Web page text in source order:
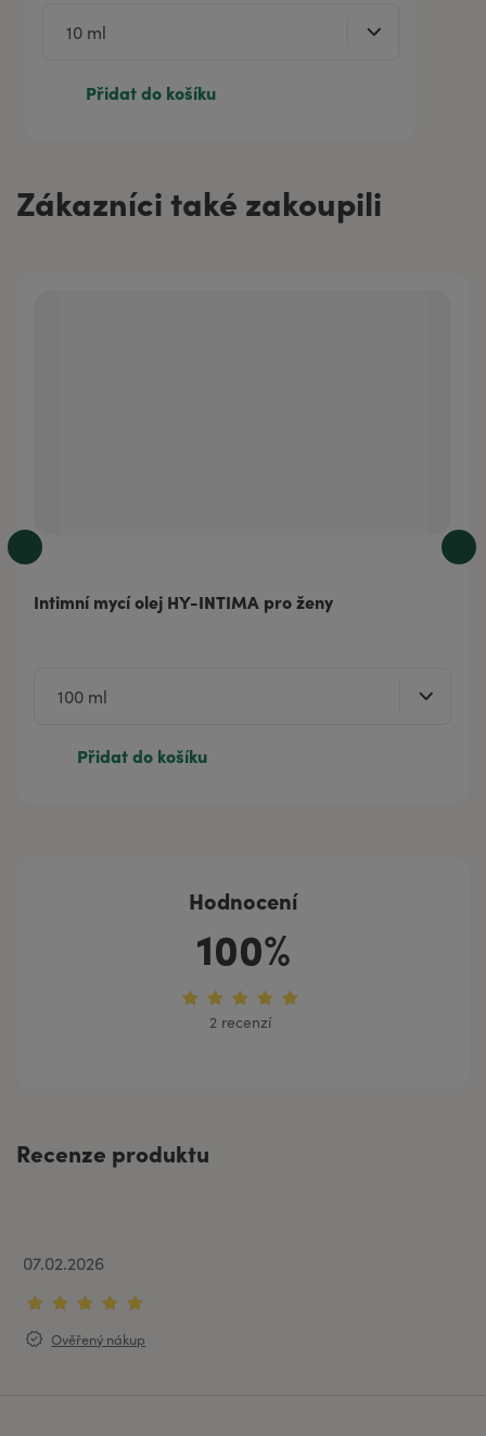
Přidat do košíku
Zákazníci také zakoupili
Intimní mycí olej HY-INTIMA pro ženy
Přidat do košíku
Hodnocení
100%
2 recenzí
Recenze produktu
07.02.2026
Ověřený nákup